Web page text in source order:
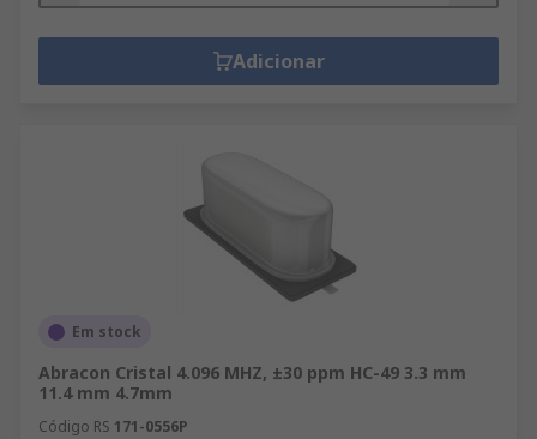
Adicionar
Em stock
Abracon Cristal 4.096 MHZ, ±30 ppm HC-49 3.3 mm
11.4 mm 4.7mm
Código RS 171-0556P